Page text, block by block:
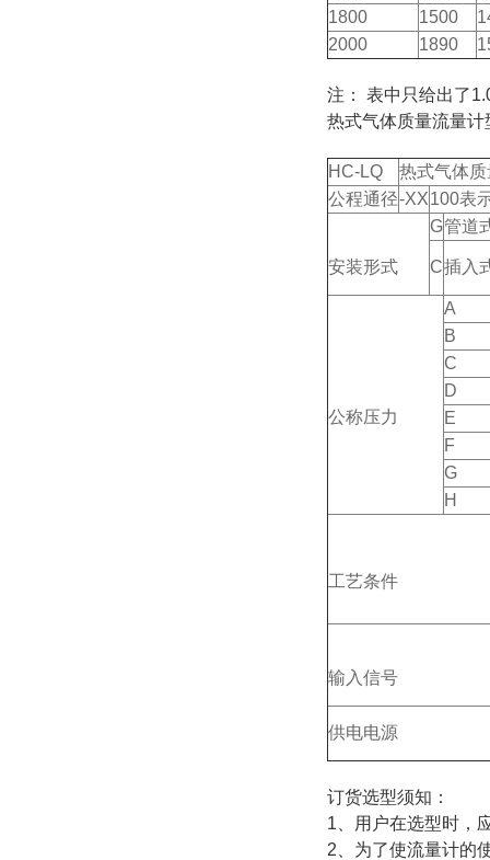
1800
1500
2000
1890
注： 表中只给出了
热式气体质量流量计
HC-LQ
热式气
公程通径-XX100表
安装形式
G管道
C插入
公称压力
A
B
C
D
E
F
G
H
工艺条件
输入信号
供电电源
订货选型须知：
1、用户在选型时，
2、为了使流量计的